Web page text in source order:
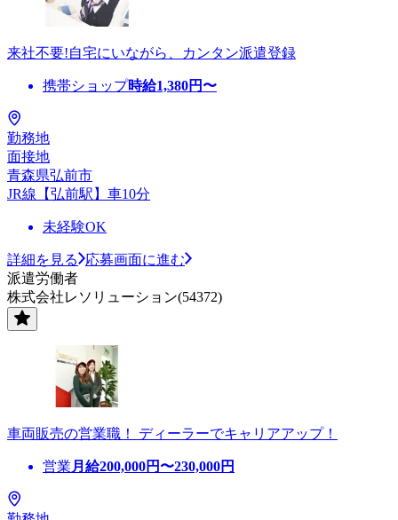
来社不要!自宅にいながら、カンタン派遣登録
携帯ショップ時給1,380円〜
勤務地
面接地
青森県弘前市
JR線【弘前駅】車10分
未経験OK
詳細を見る
応募画面に進む
派遣労働者
株式会社レソリューション(54372)
車両販売の営業職！ ディーラーでキャリアアップ！
営業 月給200,000円〜230,000円